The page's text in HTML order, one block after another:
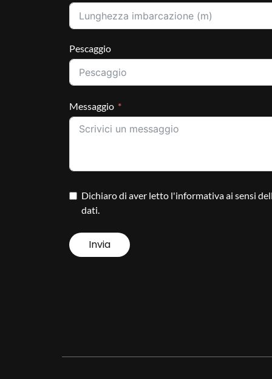
Pescaggio
Messaggio
Dichiaro di aver letto l'informativa ai sensi
dati.
Invia